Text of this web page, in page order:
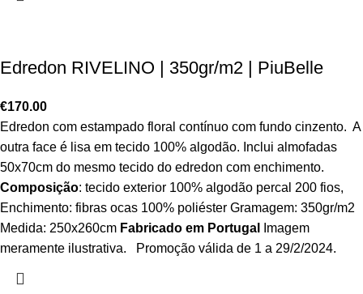
Edredon RIVELINO | 350gr/m2 | PiuBelle
€170.00
Edredon com estampado floral contínuo com fundo cinzento. A
outra face é lisa em tecido 100% algodão. Inclui almofadas
50x70cm do mesmo tecido do edredon com enchimento.
Composição: tecido exterior 100% algodão percal 200 fios,
Enchimento: fibras ocas 100% poliéster Gramagem: 350gr/m2
Medida: 250x260cm Fabricado em Portugal
Imagem
meramente ilustrativa. Promoção válida de 1 a 29/2/2024.